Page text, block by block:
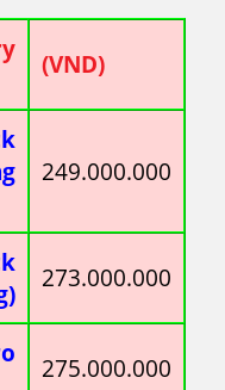
(VND)
249.000.000
273.000.000
275.000.000